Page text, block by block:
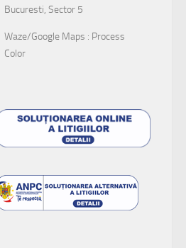
Bucuresti, Sector 5
Waze/Google Maps : Process
Color